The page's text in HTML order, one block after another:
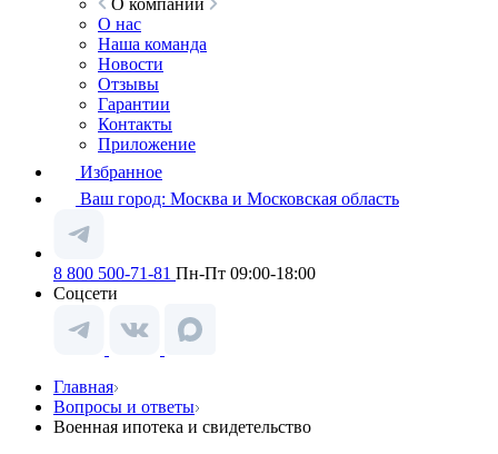
О компании
О нас
Наша команда
Новости
Отзывы
Гарантии
Контакты
Приложение
Избранное
Ваш город: Москва и Московская область
8 800 500-71-81 Пн-Пт 09:00-18:00
Соцсети
Главная
Вопросы и ответы
Военная ипотека и свидетельство